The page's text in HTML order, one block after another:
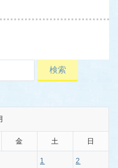
金 土 日
1 2